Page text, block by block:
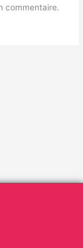
commentaire.